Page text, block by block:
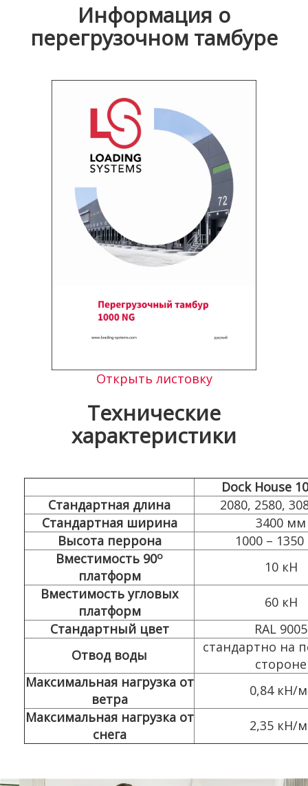
Информация о
перегрузочном тамбуре
Открыть листовку
Технические
характеристики
Dock House
Стандартная длина
2080, 2580,
Стандартная ширина
3400 мм
Высота перрона
1000 –
Вместимость 90о
платформ
10 кН
Вместимость угловых
платформ
60 кН
Стандартный цвет
RAL 9005
Отвод воды
стандартно на
стороне
Максимальная нагрузка от
ветра
0,84 кН/м
Максимальная нагрузка от
снега
2,35 кН/м